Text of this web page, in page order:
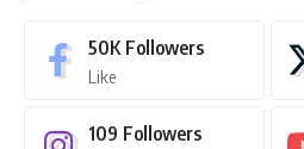
50K Followers
Like
109 Followers